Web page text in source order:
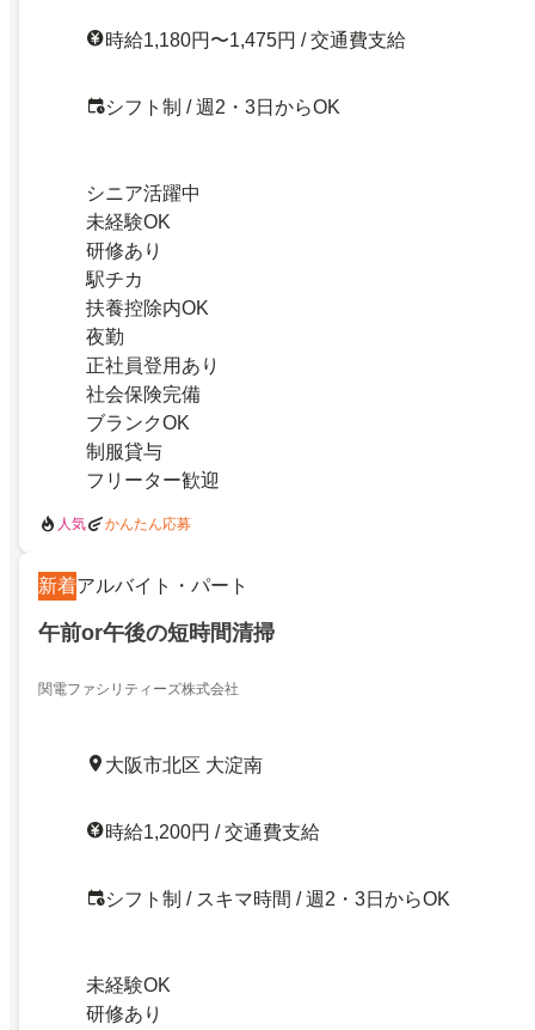
時給1,180円〜1,475円 / 交通費支給
シフト制 / 週2・3日からOK
シニア活躍中
未経験OK
研修あり
駅チカ
扶養控除内OK
夜勤
正社員登用あり
社会保険完備
ブランクOK
制服貸与
フリーター歓迎
人気 かんたん応募
新着アルバイト・パート
午前or午後の短時間清掃
関電ファシリティーズ株式会社
大阪市北区 大淀南
時給1,200円 / 交通費支給
シフト制 / スキマ時間 / 週2・3日からOK
未経験OK
研修あり